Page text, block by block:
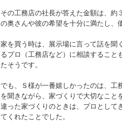
その工務店の社長が答えた金額は、約
の奥さんや彼の希望を十分に満たし、
家を買う時は、展示場に言って話を聞
るプロ（工務店など）に相談すること
たそうです。
でも、Ｓ様が一番嬉しかったのは、工
を聞きながら、家づくりで大切なこと
違った家づくりのときは、プロとして
てくれたことでした。